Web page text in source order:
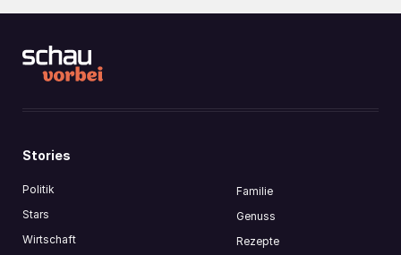
Stories
Politik
Stars
Wirtschaft
Familie
Genuss
Rezepte